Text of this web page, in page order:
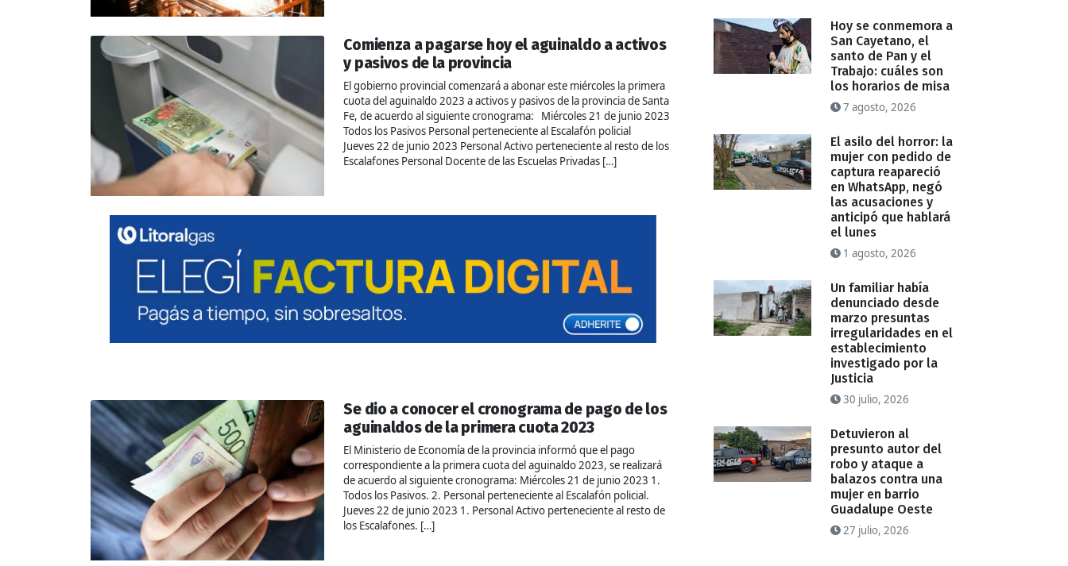
Comienza a pagarse hoy el aguinaldo a activos
y pasivos de la provincia
El gobierno provincial comenzará a abonar este miércoles la primera
cuota del aguinaldo 2023 a activos y pasivos de la provincia de Santa
Fe, de acuerdo al siguiente cronograma: Miércoles 21 de junio 2023
Todos los Pasivos Personal perteneciente al Escalafón policial
Jueves 22 de junio 2023 Personal Activo perteneciente al resto de los
Escalafones Personal Docente de las Escuelas Privadas […]
Se dio a conocer el cronograma de pago de los
aguinaldos de la primera cuota 2023
El Ministerio de Economía de la provincia informó que el pago
correspondiente a la primera cuota del aguinaldo 2023, se realizará
de acuerdo al siguiente cronograma: Miércoles 21 de junio 2023 1.
Todos los Pasivos. 2. Personal perteneciente al Escalafón policial.
Jueves 22 de junio 2023 1. Personal Activo perteneciente al resto de
los Escalafones. […]
Hoy se conmemora a
San Cayetano, el
santo de Pan y el
Trabajo: cuáles son
los horarios de misa
7 agosto, 2026
El asilo del horror: la
mujer con pedido de
captura reapareció
en WhatsApp, negó
las acusaciones y
anticipó que hablará
el lunes
1 agosto, 2026
Un familiar había
denunciado desde
marzo presuntas
irregularidades en el
establecimiento
investigado por la
Justicia
30 julio, 2026
Detuvieron al
presunto autor del
robo y ataque a
balazos contra una
mujer en barrio
Guadalupe Oeste
27 julio, 2026